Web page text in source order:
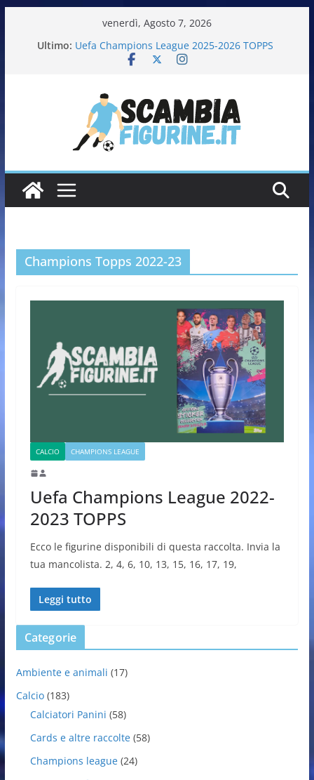
venerdì, Agosto 7, 2026
Ultimo: Uefa Champions League 2025-2026 TOPPS
Fifa World Cup 2026 PANINI
Calciatori Serie B BKT 2025-2026 PANINI
Champions Topps 2022-23
CALCIO CHAMPIONS LEAGUE
Uefa Champions League 2022-
2023 TOPPS
Ecco le figurine disponibili di questa raccolta. Invia la
tua mancolista. 2, 4, 6, 10, 13, 15, 16, 17, 19,
Leggi tutto
Categorie
Ambiente e animali (17)
Calcio(183)
Calciatori Panini (58)
Cards e altre raccolte(58)
Champions league(24)